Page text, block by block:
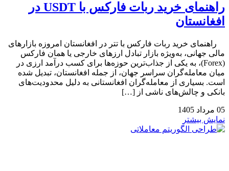
راهنمای خرید ربات فارکس با USDT در
افغانستان
راهنمای خرید ربات فارکس با تتر در افغانستان امروزه بازارهای
مالی جهانی، به‌ویژه بازار تبادل ارزهای خارجی یا همان فارکس
(Forex)، به یکی از جذاب‌ترین حوزه‌ها برای کسب درآمد ارزی در
میان معامله‌گران سراسر جهان، از جمله افغانستان، تبدیل شده
است. بسیاری از معامله‌گران افغانستانی به دلیل محدودیت‌های
بانکی و چالش‌های ناشی از […]
05 مرداد 1405
نمایش بیشتر